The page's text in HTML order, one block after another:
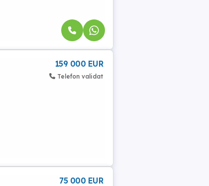
159 000 EUR
Telefon validat
75 000 EUR